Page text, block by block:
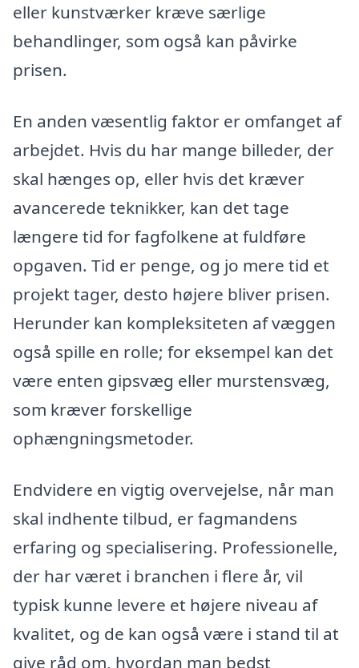
eller kunstværker kræve særlige
behandlinger, som også kan påvirke
prisen.
En anden væsentlig faktor er omfanget af
arbejdet. Hvis du har mange billeder, der
skal hænges op, eller hvis det kræver
avancerede teknikker, kan det tage
længere tid for fagfolkene at fuldføre
opgaven. Tid er penge, og jo mere tid et
projekt tager, desto højere bliver prisen.
Herunder kan kompleksiteten af væggen
også spille en rolle; for eksempel kan det
være enten gipsvæg eller murstensvæg,
som kræver forskellige
ophængningsmetoder.
Endvidere en vigtig overvejelse, når man
skal indhente tilbud, er fagmandens
erfaring og specialisering. Professionelle,
der har været i branchen i flere år, vil
typisk kunne levere et højere niveau af
kvalitet, og de kan også være i stand til at
give råd om, hvordan man bedst